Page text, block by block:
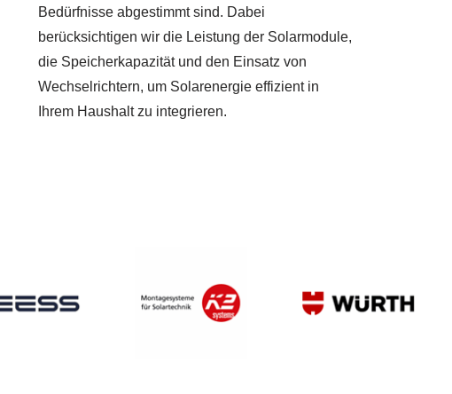
Bedürfnisse abgestimmt sind. Dabei
berücksichtigen wir die Leistung der Solarmodule,
die Speicherkapazität und den Einsatz von
Wechselrichtern, um Solarenergie effizient in
Ihrem Haushalt zu integrieren.